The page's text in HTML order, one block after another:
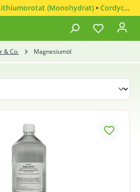
(Monohydrat) • Cordyceps sinensis
& Co. Magnesiumöl